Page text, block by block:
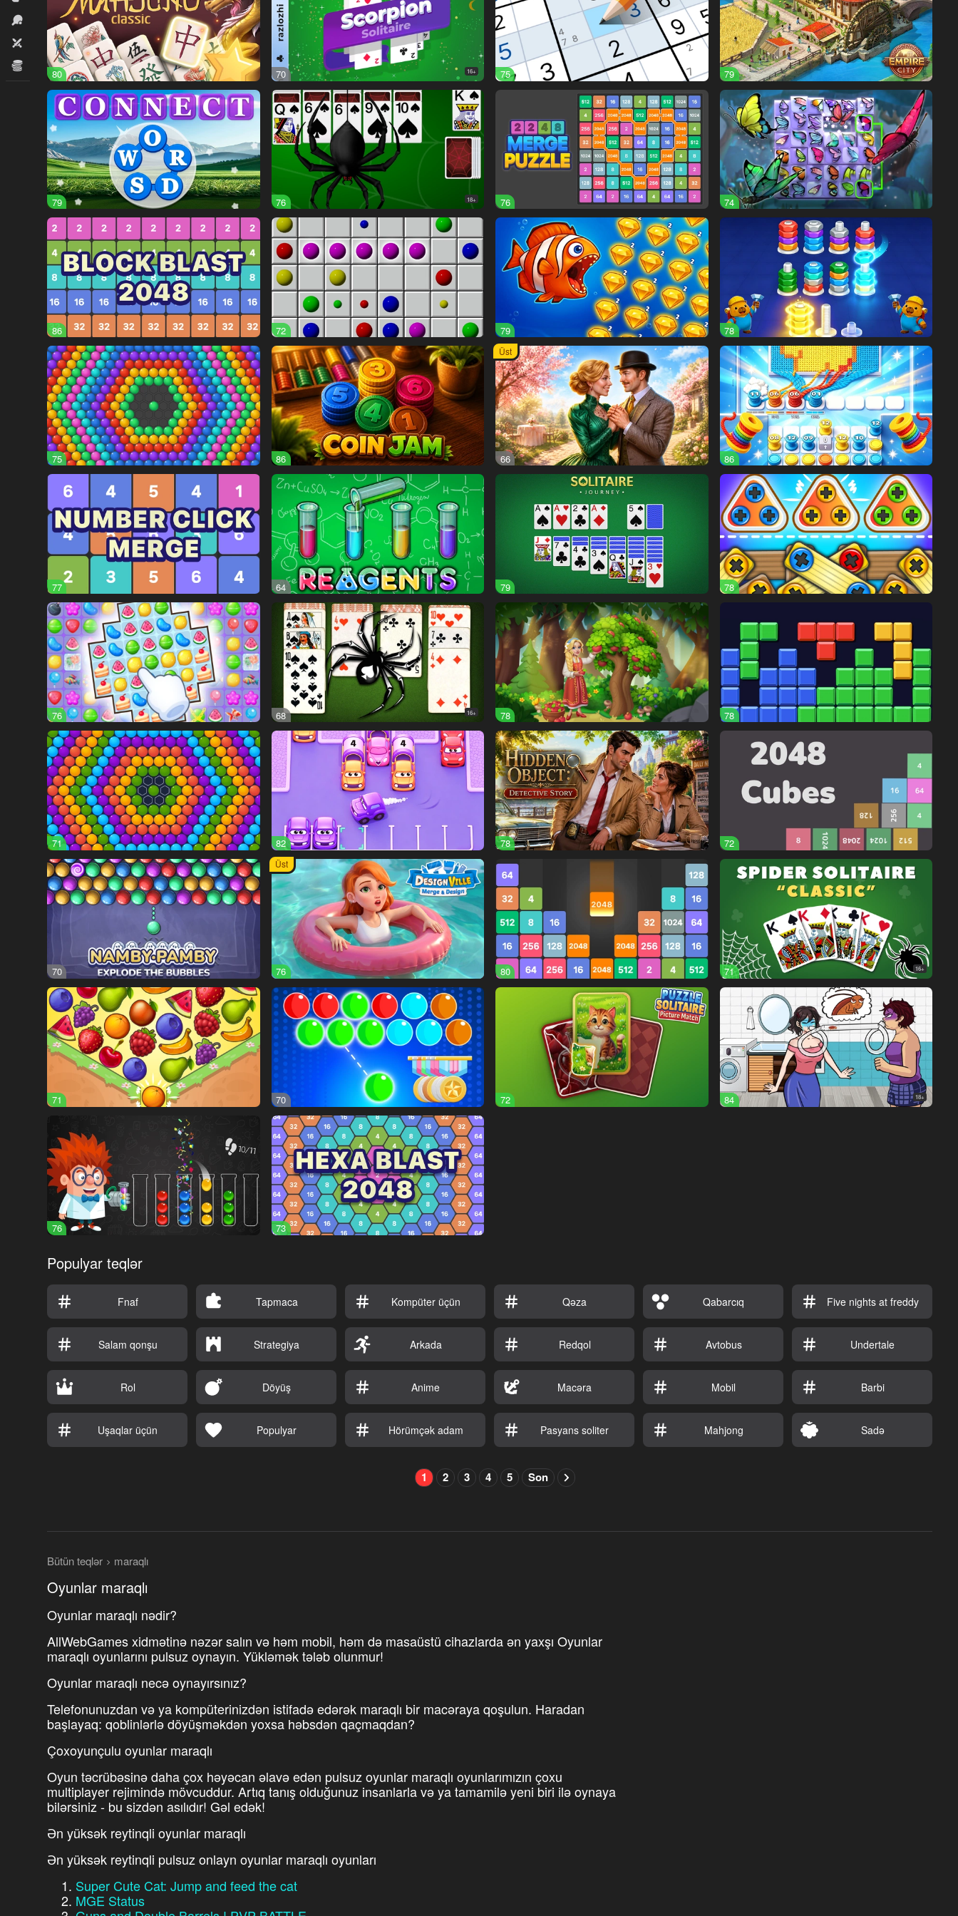
İki nəfərlik
İqtisadi
80 70 16+ 75 79
79 76 18+ 76 74
86 72 79 78
75 86 66
Üst
86
77 64 79 78
76 68 16+ 78 78
71 82 78 72
70 76
Üst
80 71 16+
71 70 72 84 18+
76 73
Populyar teqlər
Fnaf Tapmaca Kompüter üçün Qəza Qabarcıq Five nights at freddy
Salam qonşu Strategiya Arkada Redqol Avtobus Undertale
Rol Döyüş Anime Macəra Mobil Barbi
Uşaqlar üçün Populyar Hörümçək adam Pasyans soliter Mahjong Sadə
1 2 3 4 5 Son
Bütün teqlər maraqlı
Oyunlar maraqlı
Oyunlar maraqlı nədir?
AllWebGames xidmətinə nəzər salın və həm mobil, həm də masaüstü cihazlarda ən yaxşı Oyunlar
maraqlı oyunlarını pulsuz oynayın. Yükləmək tələb olunmur!
Oyunlar maraqlı necə oynayırsınız?
Telefonunuzdan və ya kompüterinizdən istifadə edərək maraqlı bir macəraya qoşulun. Haradan
başlayaq: qoblinlərlə döyüşməkdən yoxsa həbsdən qaçmaqdan?
Çoxoyunçulu oyunlar maraqlı
Oyun təcrübəsinə daha çox həyəcan əlavə edən pulsuz oyunlar maraqlı oyunlarımızın çoxu
multiplayer rejimində mövcuddur. Artıq tanış olduğunuz insanlarla və ya tamamilə yeni biri ilə oynaya
bilərsiniz - bu sizdən asılıdır! Gəl edək!
Ən yüksək reytinqli oyunlar maraqlı
Ən yüksək reytinqli pulsuz onlayn oyunlar maraqlı oyunları
Super Cute Cat: Jump and feed the cat
MGE Status